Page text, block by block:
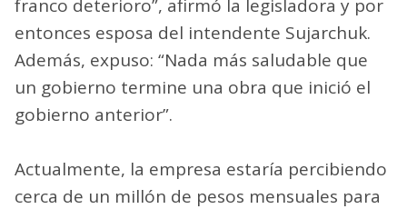
franco deterioro”, afirmó la legisladora y por
entonces esposa del intendente Sujarchuk.
Además, expuso: “Nada más saludable que
un gobierno termine una obra que inició el
gobierno anterior”.
Actualmente, la empresa estaría percibiendo
cerca de un millón de pesos mensuales para